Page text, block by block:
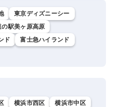
東京ディズニーシー
の駅美ヶ原高原
ド
富士急ハイランド
横浜市西区 横浜市中区